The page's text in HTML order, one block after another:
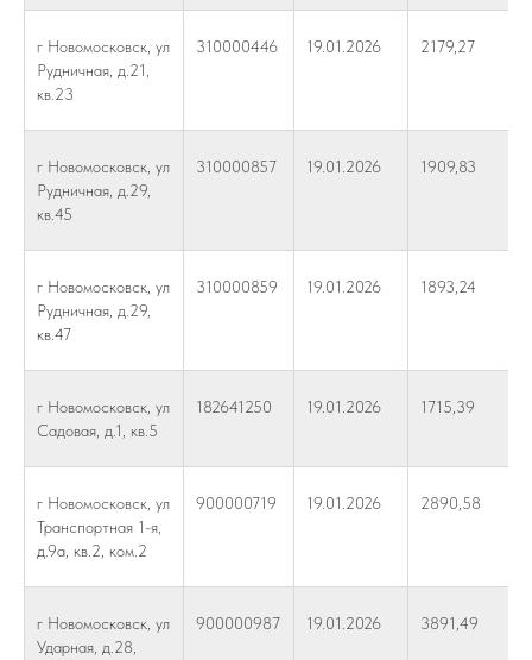
г Новомосковск, ул
Рудничная, д.21,
кв.23
310000446 19.01.2026 2179,27
г Новомосковск, ул
Рудничная, д.29,
кв.45
310000857 19.01.2026 1909,83
г Новомосковск, ул
Рудничная, д.29,
кв.47
310000859 19.01.2026 1893,24
г Новомосковск, ул
Садовая, д.1, кв.5
182641250 19.01.2026 1715,39
г Новомосковск, ул
Транспортная 1-я,
д.9а, кв.2, ком.2
900000719 19.01.2026 2890,58
г Новомосковск, ул
Ударная, д.28,
900000987 19.01.2026 3891,49